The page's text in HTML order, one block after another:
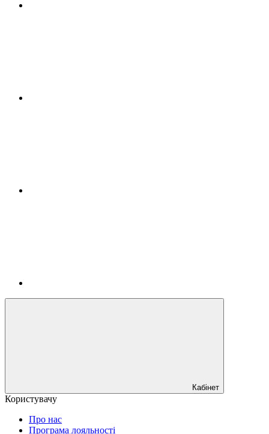
Кабінет
Користувачу
Про нас
Програма лояльності